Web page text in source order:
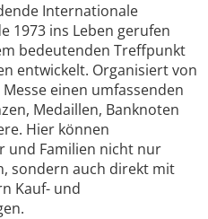
Internationale
1973 ins Leben gerufen
bedeutenden Treffpunkt
entwickelt. Organisiert von
einen umfassenden
Medaillen, Banknoten
Hier können
und Familien nicht nur
sondern auch direkt mit
Kauf- und